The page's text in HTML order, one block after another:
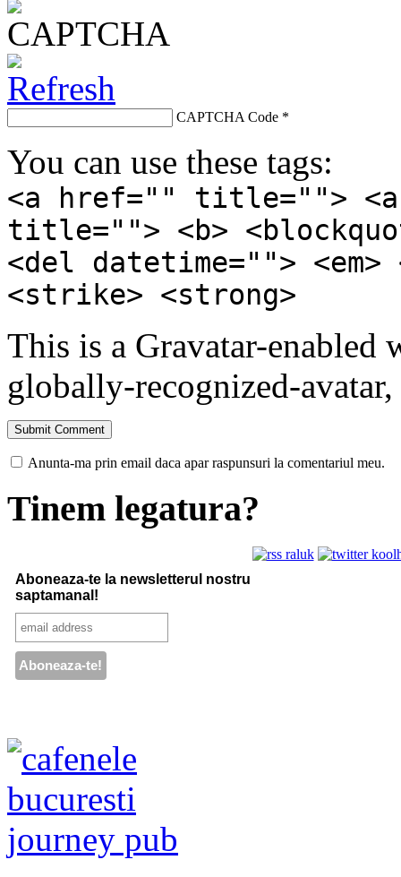
CAPTCHA Code *
You can use these tags:
<a href="" title="">
title=""> <b>
<del datetime="">
<strike> <strong>
This is a Gravatar-enabled
globally-recognized-
Anunta-ma prin email daca apar raspunsuri la comentariul meu.
Tinem legatura?
Aboneaza-te la newsletterul nostru
saptamanal!